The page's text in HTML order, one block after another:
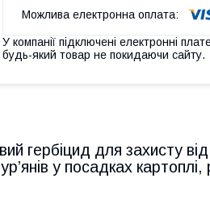
У компанії підключені електронні
будь-який товар не покидаючи сайту.
гербіцид для захисту від
у посадках